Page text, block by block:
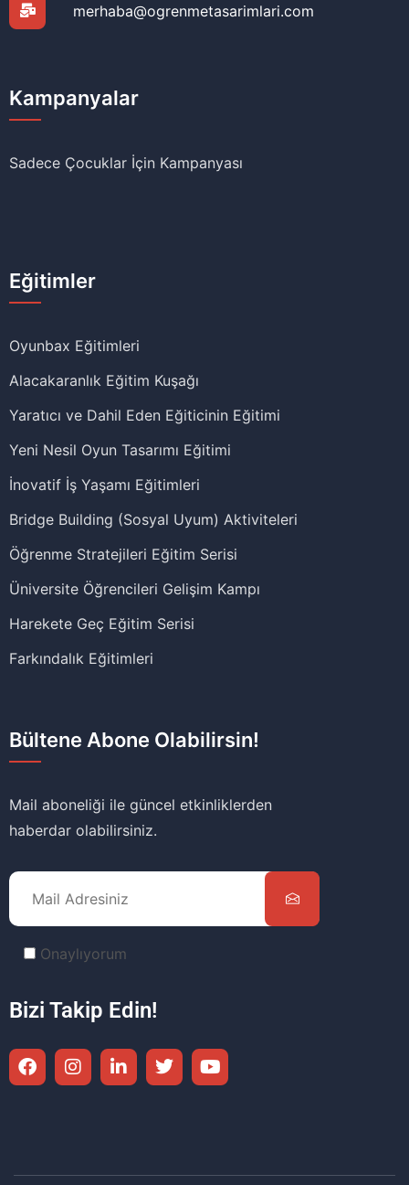
merhaba@ogrenmetasarimlari.com
Kampanyalar
Sadece Çocuklar İçin Kampanyası
Eğitimler
Oyunbax Eğitimleri
Alacakaranlık Eğitim Kuşağı
Yaratıcı ve Dahil Eden Eğiticinin Eğitimi
Yeni Nesil Oyun Tasarımı Eğitimi
İnovatif İş Yaşamı Eğitimleri
Bridge Building (Sosyal Uyum) Aktiviteleri
Öğrenme Stratejileri Eğitim Serisi
Üniversite Öğrencileri Gelişim Kampı
Harekete Geç Eğitim Serisi
Farkındalık Eğitimleri
Bültene Abone Olabilirsin!
Mail aboneliği ile güncel etkinliklerden
haberdar olabilirsiniz.
Onaylıyorum
Bizi Takip Edin!